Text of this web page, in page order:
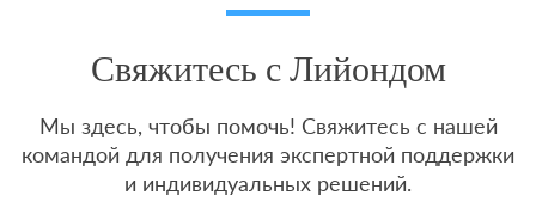
Свяжитесь с Лийондом
Мы здесь, чтобы помочь! Свяжитесь с нашей
командой для получения экспертной поддержки
и индивидуальных решений.